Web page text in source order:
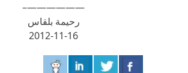
——————–
رحيمة بلقاس
2012-11-16